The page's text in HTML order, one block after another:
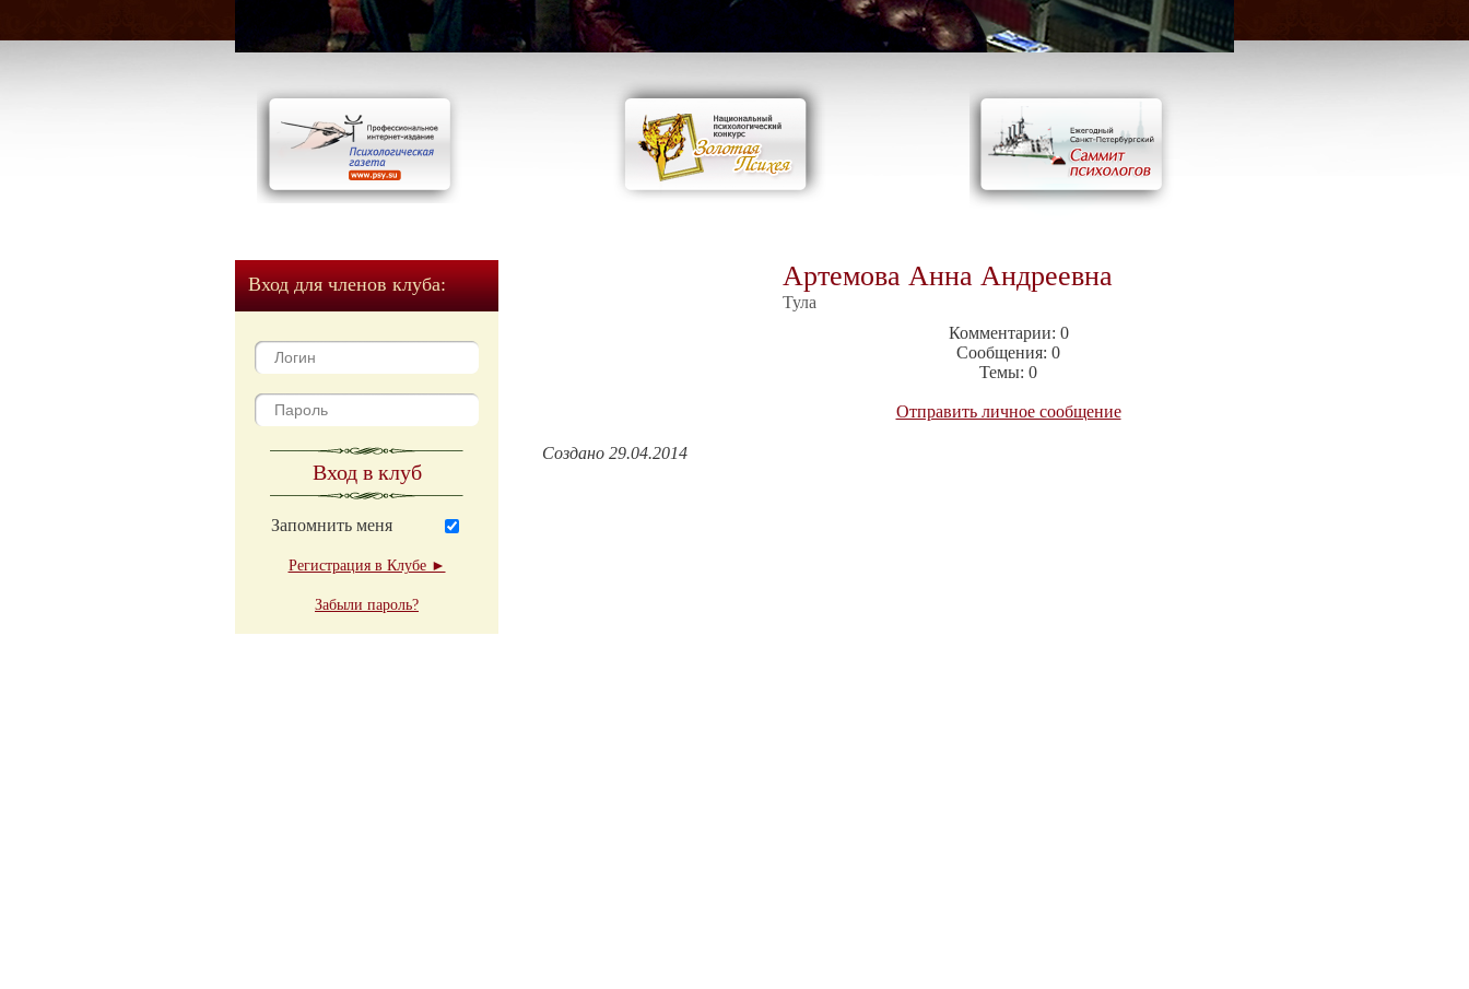
Вход для членов клуба:
Вход в клуб
Запомнить меня
Регистрация в Клубе ►
Забыли пароль?
Артемова Анна Андреевна
Тула
Комментарии: 0
Сообщения: 0
Темы: 0
Отправить личное сообщение
Создано 29.04.2014